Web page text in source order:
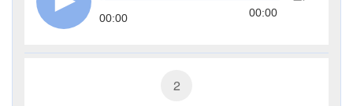
00:00 00:00
2